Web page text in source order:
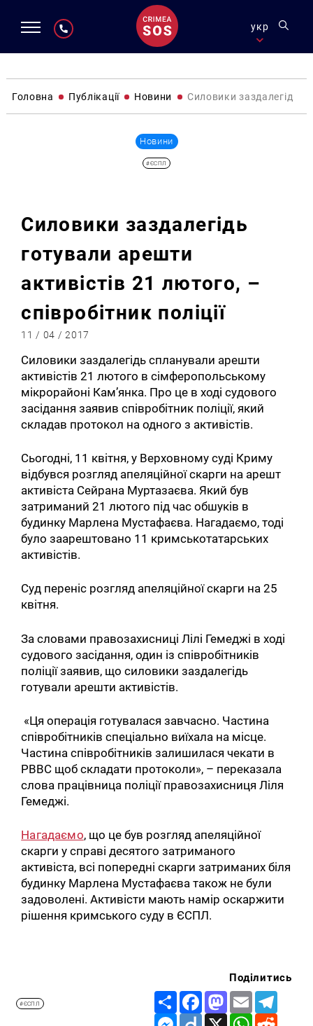
укр
Головна Публікації Новини Силовики заздалегідь
Новини
#ЄСПЛ
Силовики заздалегідь
готували арешти
активістів 21 лютого, –
співробітник поліції
11 / 04 / 2017
Силовики заздалегідь спланували арешти
активістів 21 лютого в сімферопольському
мікрорайоні Кам’янка. Про це в ході судового
засідання заявив співробітник поліції, який
складав протокол на одного з активістів.
Сьогодні, 11 квітня, у Верховному суді Криму
відбувся розгляд апеляційної скарги на арешт
активіста Сейрана Муртазаєва. Який був
затриманий 21 лютого під час обшуків в
будинку Марлена Мустафаєва. Нагадаємо, тоді
було заарештовано 11 кримськотатарських
активістів.
Суд переніс розгляд апеляційної скарги на 25
квітня.
За словами правозахисниці Лілі Гемеджі в ході
судового засідання, один із співробітників
поліції заявив, що силовики заздалегідь
готували арешти активістів.
«Ця операція готувалася завчасно. Частина
співробітників спеціально виїхала на місце.
Частина співробітників залишилася чекати в
РВВС щоб складати протоколи», – переказала
слова працівница поліції правозахисниця Ліля
Гемеджі.
Нагадаємо, що це був розгляд апеляційної
скарги у справі десятого затриманого
активіста, всі попередні скарги затриманих біля
будинку Марлена Мустафаєва також не були
задоволені. Активісти мають намір оскаржити
рішення кримського суду в ЄСПЛ.
#ЄСПЛ
Поділитись
Share FacebookMastodon
Email
Messenger
Diigo X WhatsApp